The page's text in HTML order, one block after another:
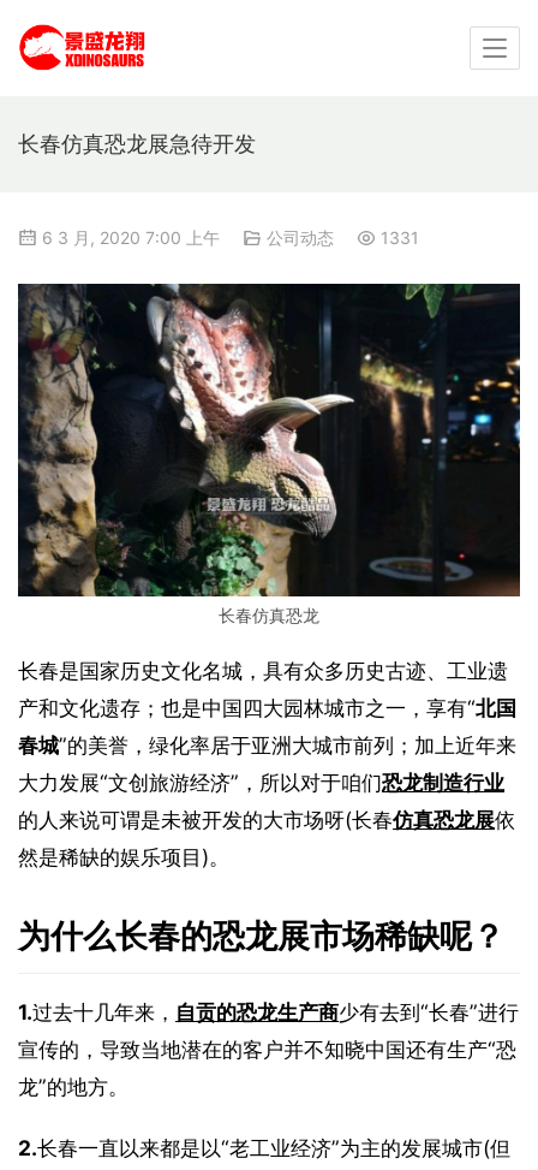
长春仿真恐龙展急待开发
6 3 月, 2020 7:00 上午 公司动态 1331
长春仿真恐龙
长春是国家历史文化名城，具有众多历史古迹、工业遗
产和文化遗存；也是中国四大园林城市之一，享有“北国
春城”的美誉，绿化率居于亚洲大城市前列；加上近年来
大力发展“文创旅游经济”，所以对于咱们恐龙制造行业
的人来说可谓是未被开发的大市场呀(长春仿真恐龙展依
然是稀缺的娱乐项目)。
为什么长春的恐龙展市场稀缺呢？
1.过去十几年来， 自贡的恐龙生产商少有去到“长春”进行
宣传的，导致当地潜在的客户并不知晓中国还有生产“恐
龙”的地方。
2.长春一直以来都是以“老工业经济”为主的发展城市(但